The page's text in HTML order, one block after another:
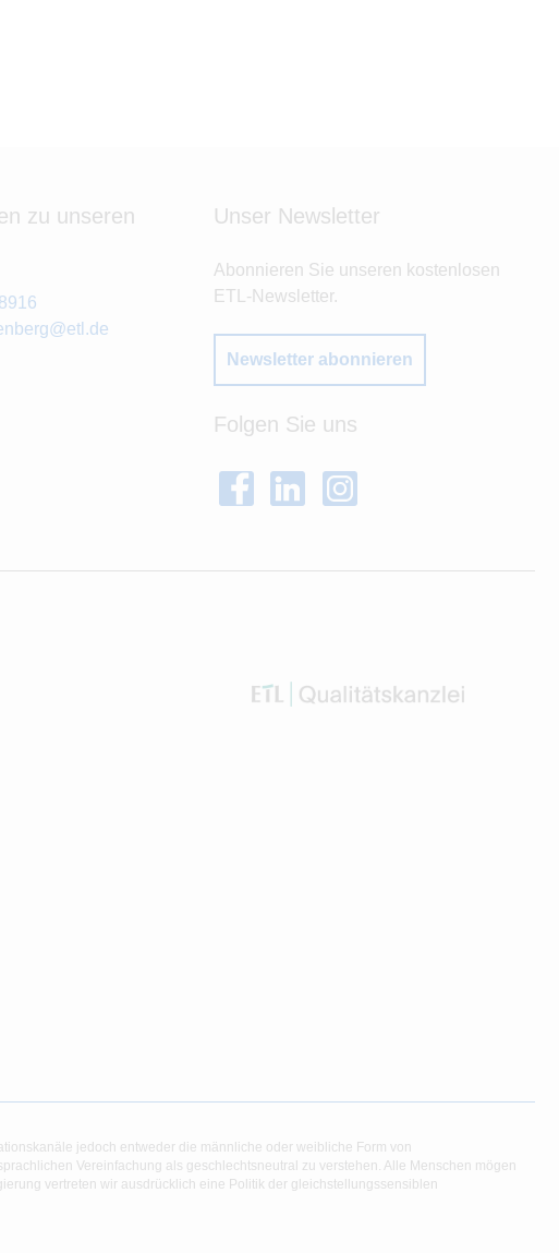
zu unseren
Unser Newsletter
Abonnieren Sie unseren kostenlosen
ETL-Newsletter.
Newsletter abonnieren
Folgen Sie uns
jedoch entweder die männliche oder weibliche Form von
Vereinfachung als geschlechtsneutral zu verstehen. Alle Menschen mögen
vertreten wir ausdrücklich eine Politik der gleichstellungssensiblen